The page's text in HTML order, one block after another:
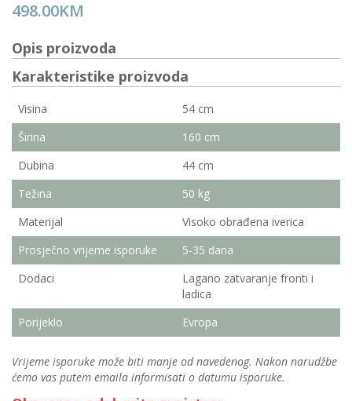
498.00KM
Opis proizvoda
Karakteristike proizvoda
Visina
54 cm
Širina
160 cm
Dubina
44 cm
Težina
50 kg
Materijal
Visoko obrađena iverica
Prosječno vrijeme isporuke
5-35 dana
Dodaci
Lagano zatvaranje fronti i
ladica
Porijeklo
Evropa
Vrijeme isporuke može biti manje od navedenog. Nakon narudžbe
ćemo vas putem emaila informisati o datumu isporuke.